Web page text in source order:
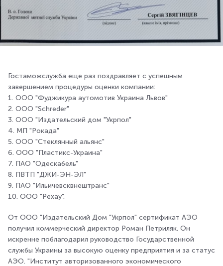
Гостаможслужба еще раз поздравляет с успешным
завершением процедуры оценки компании:
1. ООО "Фуджикура аутомотив Украина Львов"
2. ООО "Schreder"
3. ООО "Издательский дом "Укрпол"
4. МП "Рокада"
5. ООО "Стеклянный альянс"
6. ООО "Пластикс-Украина"
7. ПАО "Одескабель"
8. ПВТП "ДЖИ-ЭН-ЭЛ"
9. ПАО "Ильичевсквнештранс"
10. ООО "Рехау".
От ООО "Издательский Дом "Укрпол" сертификат АЭО
получил коммерческий директор Роман Петриляк. Он
искренне поблагодарил руководство Государственной
службы Украины за высокую оценку предприятия и за статус
АЭО. "Институт авторизованного экономического